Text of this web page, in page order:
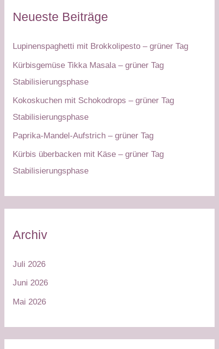
Neueste Beiträge
Lupinenspaghetti mit Brokkolipesto – grüner Tag
Kürbisgemüse Tikka Masala – grüner Tag
Stabilisierungsphase
Kokoskuchen mit Schokodrops – grüner Tag
Stabilisierungsphase
Paprika-Mandel-Aufstrich – grüner Tag
Kürbis überbacken mit Käse – grüner Tag
Stabilisierungsphase
Archiv
Juli 2026
Juni 2026
Mai 2026